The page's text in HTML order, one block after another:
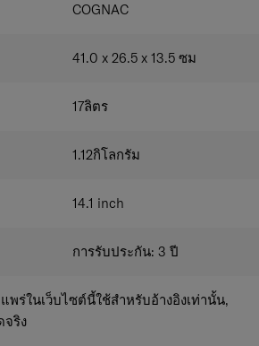
ลักษณะเหล่านี้มีอยู่ในหนังแท้และไม่
COGNAC
41.0 x 26.5 x 13.5 ซม
17ลิตร
1.12กิโลกรัม
14.1 inch
การรับประกัน: 3 ปี
พร่ในเว็บไซต์นี้ใช้สำหรับอ้างอิงเท่านั้น,
จริง